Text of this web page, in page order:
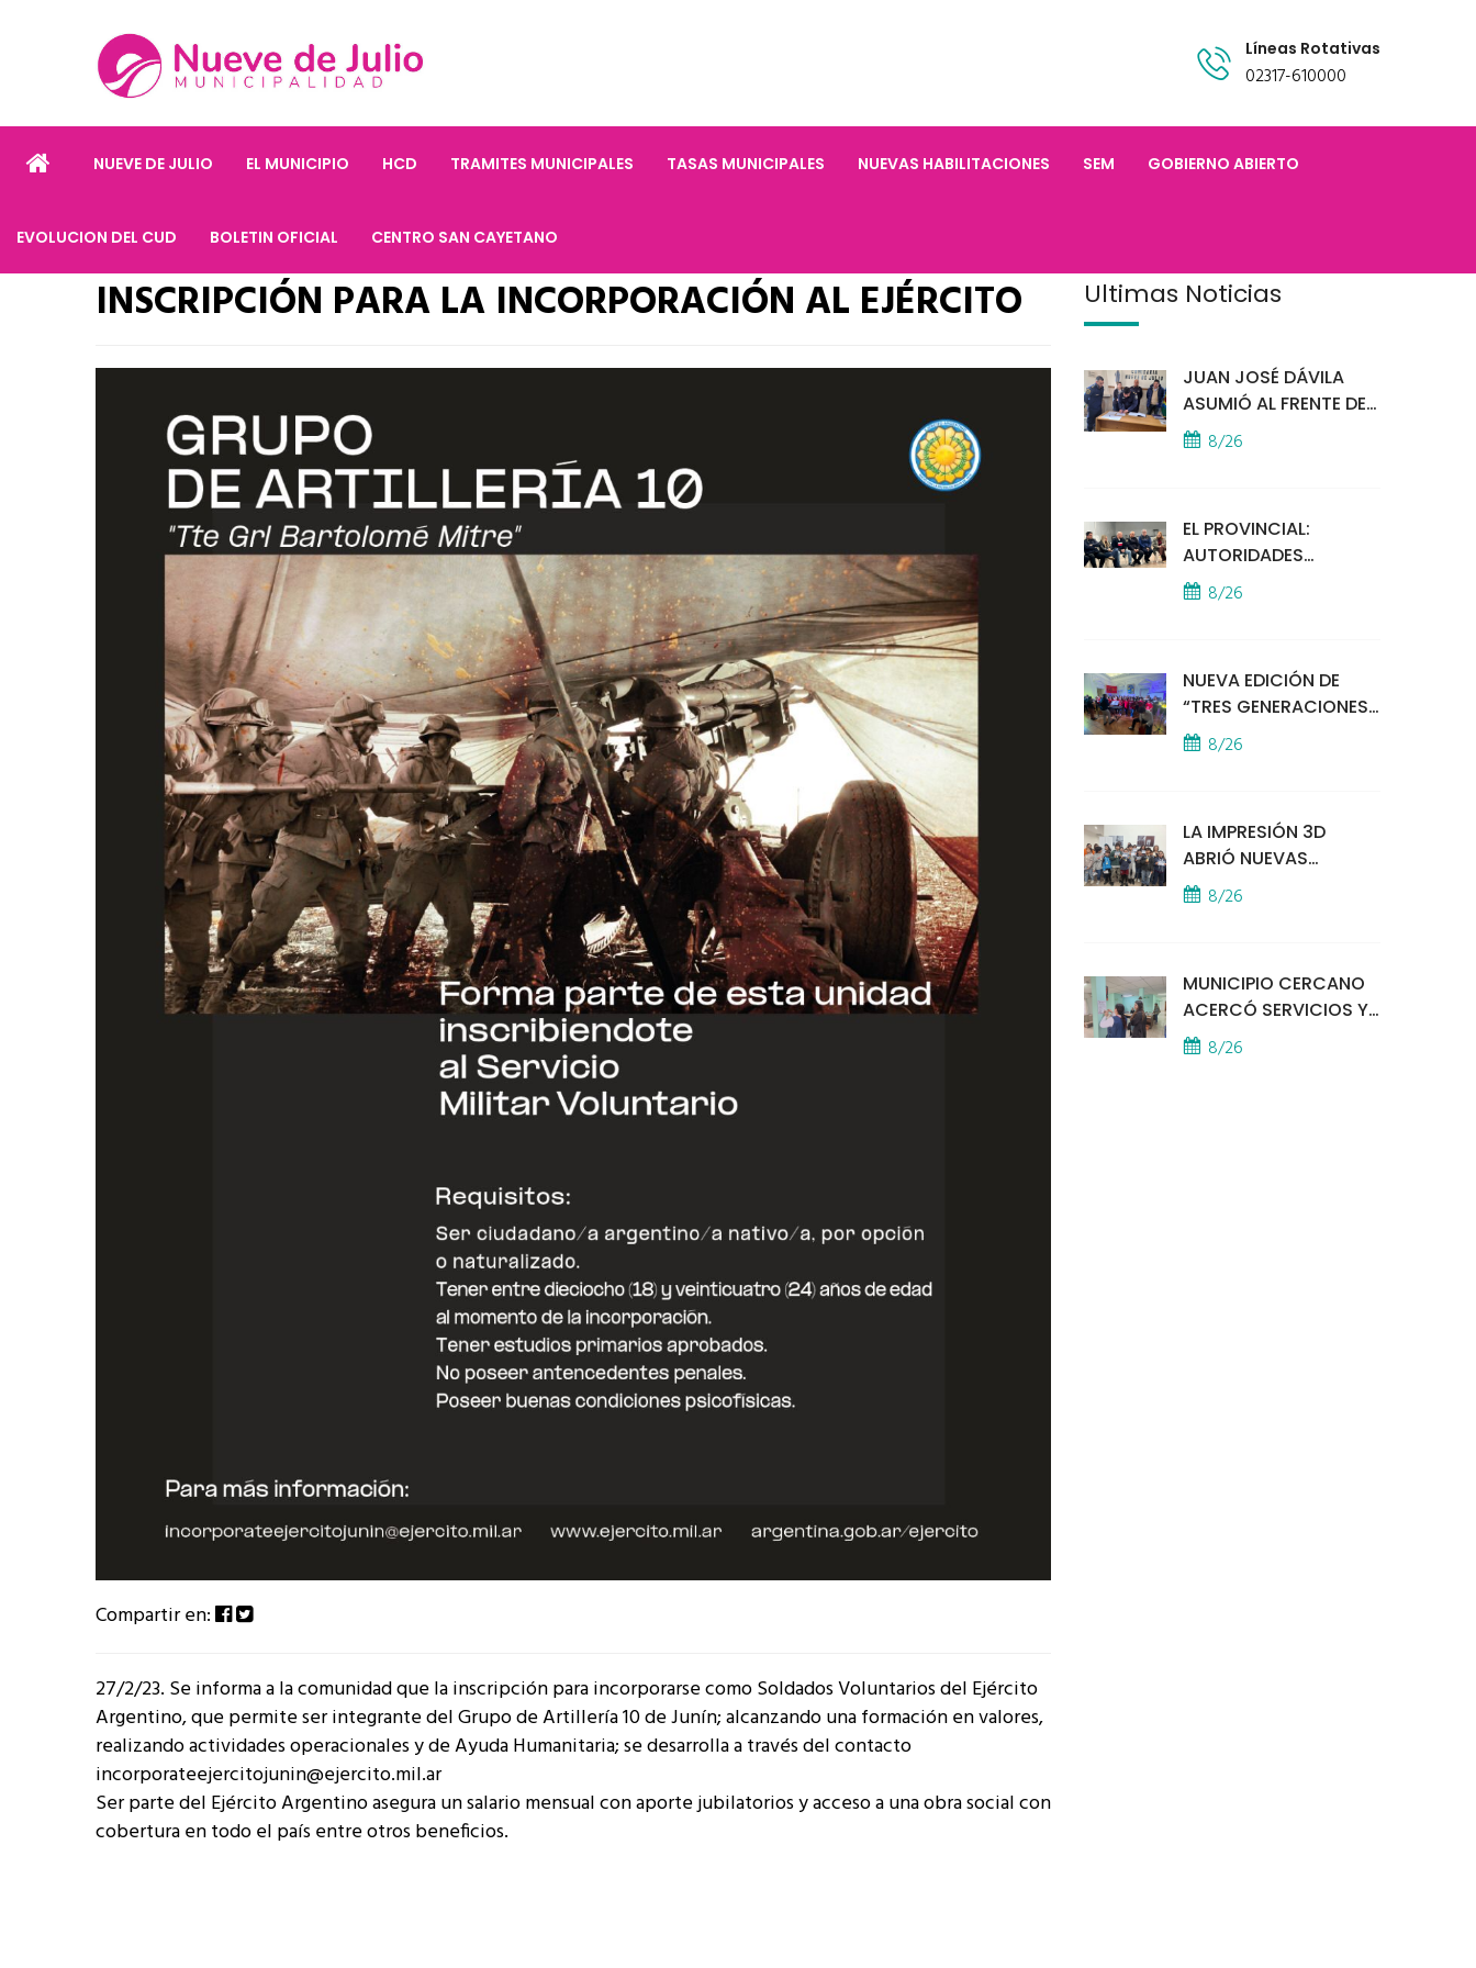
Líneas Rotativas
02317-610000
NUEVE DE JULIO EL MUNICIPIO HCD TRAMITES MUNICIPALES TASAS MUNICIPALES NUEVAS HABILITACIONES SEM GOBIERNO ABIERTO
EVOLUCION DEL CUD BOLETIN OFICIAL CENTRO SAN CAYETANO
INSCRIPCIÓN PARA LA INCORPORACIÓN AL EJÉRCITO
Compartir en:
27/2/23. Se informa a la comunidad que la inscripción para incorporarse como Soldados Voluntarios del Ejército
Argentino, que permite ser integrante del Grupo de Artillería 10 de Junín; alcanzando una formación en valores,
realizando actividades operacionales y de Ayuda Humanitaria; se desarrolla a través del contacto
incorporateejercitojunin@ejercito.mil.ar
Ser parte del Ejército Argentino asegura un salario mensual con aporte jubilatorios y acceso a una obra social con
cobertura en todo el país entre otros beneficios.
Últimas Noticias
JUAN JOSÉ DÁVILA
ASUMIÓ AL FRENTE DE
LA POLICÍA COMUNAL
8/26
EL PROVINCIAL:
AUTORIDADES
MUNICIPALES
MANTUVIERON UN
SEGURIDAD
8/26
NUEVA EDICIÓN DE
“TRES GENERACIONES
CANTAN”
8/26
LA IMPRESIÓN 3D
ABRIÓ NUEVAS
PUERTAS AL
APRENDIZAJE Y LA
8/26
MUNICIPIO CERCANO
ACERCÓ SERVICIOS Y
ATENCIÓN A LOS
VECINOS EL
8/26